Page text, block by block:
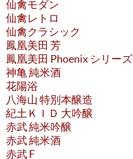
仙禽モダン
仙禽レトロ
仙禽クラシック
鳳凰美田 芳
鳳凰美田 Phoenix シリーズ
神亀 純米酒
花陽浴
八海山 特別本醸造
紀土ＫＩＤ 大吟醸
赤武 純米吟醸
赤武 純米酒
赤武 F